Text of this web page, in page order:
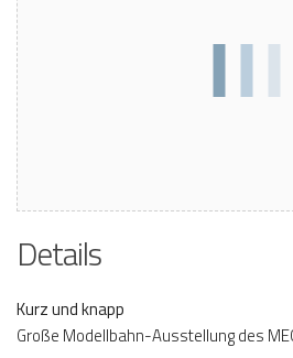
Details
Kurz und knapp
Große Modellbahn-Ausstellung des